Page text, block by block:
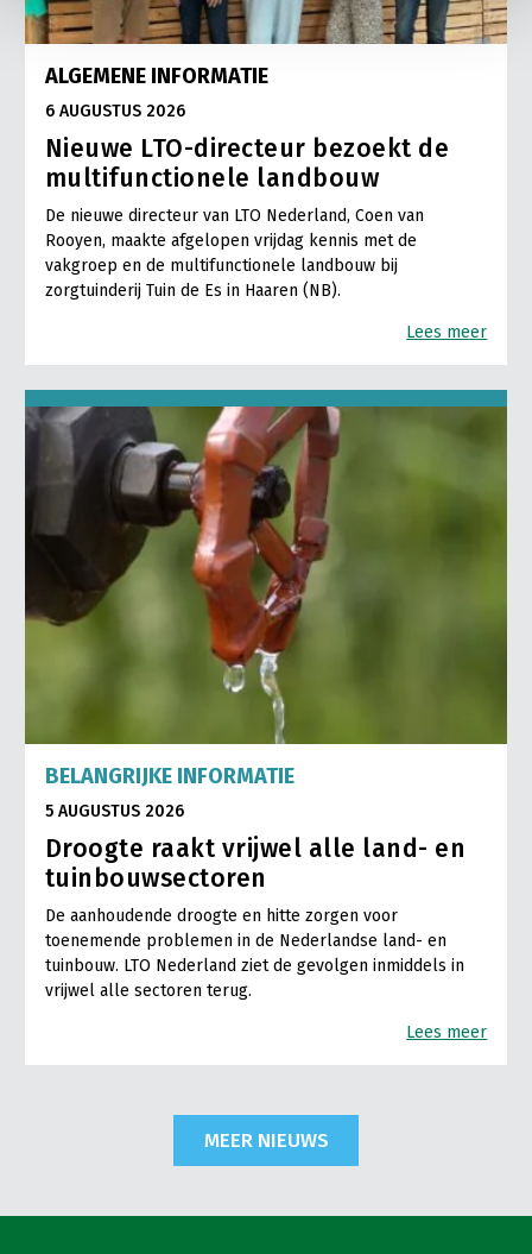
ALGEMENE INFORMATIE
6 AUGUSTUS 2026
Nieuwe LTO-directeur bezoekt de
multifunctionele landbouw
De nieuwe directeur van LTO Nederland, Coen van
Rooyen, maakte afgelopen vrijdag kennis met de
vakgroep en de multifunctionele landbouw bij
zorgtuinderij Tuin de Es in Haaren (NB).
Lees meer
BELANGRIJKE INFORMATIE
5 AUGUSTUS 2026
Droogte raakt vrijwel alle land- en
tuinbouwsectoren
De aanhoudende droogte en hitte zorgen voor
toenemende problemen in de Nederlandse land- en
tuinbouw. LTO Nederland ziet de gevolgen inmiddels in
vrijwel alle sectoren terug.
Lees meer
MEER NIEUWS